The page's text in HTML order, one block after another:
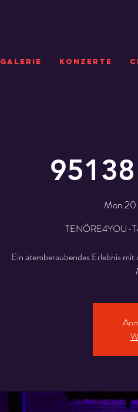
GALERIE KONZERTE
Mon
TENÖRE4YOU-
Ein atemberaubendes Erlebnis